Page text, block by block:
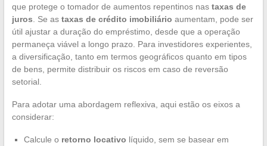
que protege o tomador de aumentos repentinos nas taxas de
juros . Se as taxas de crédito imobiliário aumentam, pode ser
útil ajustar a duração do empréstimo, desde que a operação
permaneça viável a longo prazo. Para investidores experientes,
a diversificação, tanto em termos geográficos quanto em tipos
de bens, permite distribuir os riscos em caso de reversão
setorial.
Para adotar uma abordagem reflexiva, aqui estão os eixos a
considerar:
Calcule o retorno locativo líquido, sem se basear em